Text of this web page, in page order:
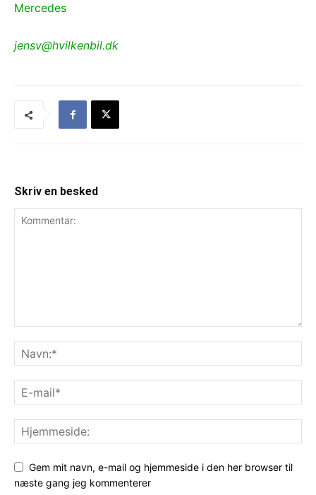
Mercedes
jensv@hvilkenbil.dk
Skriv en besked
Gem mit navn, e-mail og hjemmeside i den her browser til
næste gang jeg kommenterer